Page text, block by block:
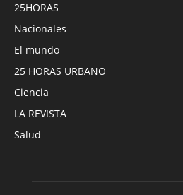
25HORAS
Nacionales
El mundo
25 HORAS URBANO
Ciencia
LA REVISTA
Salud